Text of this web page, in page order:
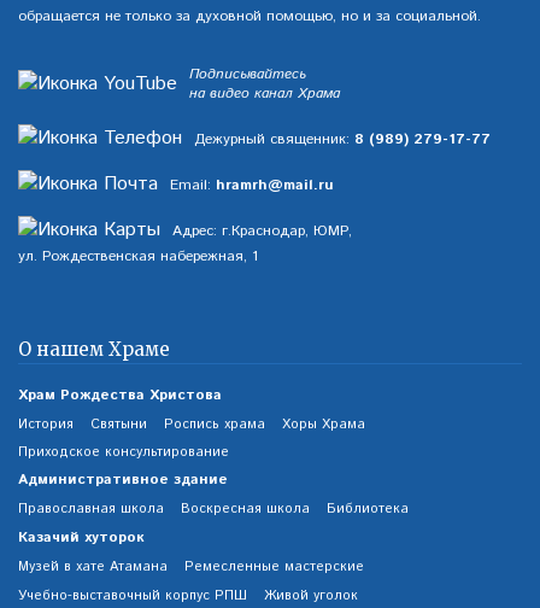
обращается не только за духовной помощью, но и за социальной.
Подписывайтесь
на видео канал Храма
Дежурный священник: 8 (989) 279-17-77
Email: hramrh@mail.ru
Адрес: г.Краснодар, ЮМР,
ул. Рождественская набережная, 1
О нашем Храме
Храм Рождества Христова
История Святыни Роспись храма
Хоры Храма
Приходское консультирование
Административное здание
Православная школа Воскресная школа Библиотека
Казачий хуторок
Музей в хате Атамана
Ремесленные мастерские
Учебно-выставочный корпус РПШ
Живой уголок